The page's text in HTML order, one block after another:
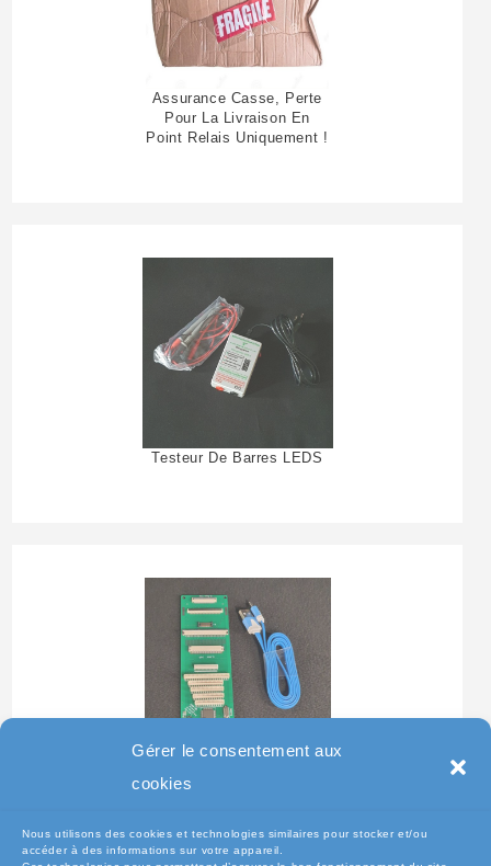
Gérer le consentement aux
cookies
Nous utilisons des cookies et technologies similaires pour stocker et/ou
accéder à des informations sur votre appareil.
Assurance Casse, Perte
Pour La Livraison En
Point Relais Uniquement !
Testeur De Barres LEDS